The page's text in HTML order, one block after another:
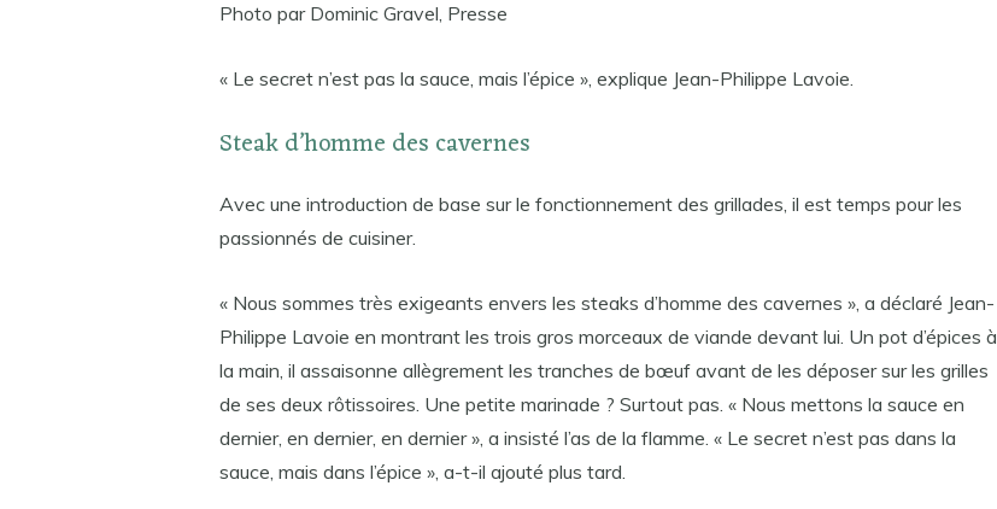
Photo par Dominic Gravel, Presse
« Le secret n’est pas la sauce, mais l’épice », explique Jean-Philippe Lavoie.
Steak d’homme des cavernes
Avec une introduction de base sur le fonctionnement des grillades, il est temps pour les
passionnés de cuisiner.
« Nous sommes très exigeants envers les steaks d’homme des cavernes », a déclaré Jean-
Philippe Lavoie en montrant les trois gros morceaux de viande devant lui. Un pot d’épices à
la main, il assaisonne allègrement les tranches de bœuf avant de les déposer sur les grilles
de ses deux rôtissoires. Une petite marinade ? Surtout pas. « Nous mettons la sauce en
dernier, en dernier, en dernier », a insisté l’as de la flamme. « Le secret n’est pas dans la
sauce, mais dans l’épice », a-t-il ajouté plus tard.